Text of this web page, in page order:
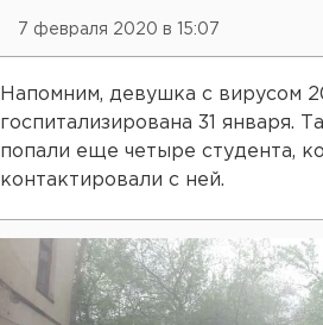
7 февраля 2020 в 15:07
Напомним, девушка с вирусом
госпитализирована 31 января.
попали еще четыре студента,
контактировали с ней.